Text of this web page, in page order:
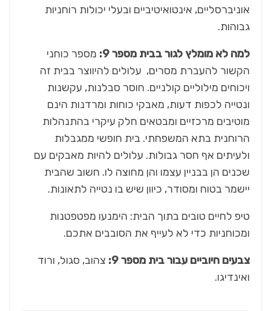
אוניברסליים, אינטואיטיביים ובעלי יכולות רוחניות
גבוהות.
למה לא מומלץ לגור בבית מספר 9:
מספר כוחני
הקשור להעברת מסרים, עלולים להיווצר בבית זה
ויכוחים מילוליים קולניים. חוסר סבלנות, עקשנות
ונטייה לכפות דעות, מאבקי כוחות ומרדנות הינם
מוטיבים מרכזיים ומבטאים חלק עיקרי בהתנהלות
הרוחנית בתא המשפחתי. בית חופשי ממגבלות
ולעיתים אף חסר גבולות. עלולים להיות מאבקים עם
שכנים הן בבניין עצמו והן מחוצה לו. חשוב שהבית
יישמר בטוח ומסודר, כיוון שיש בו נטייה לתאונות.
טיפ לחיים טובים בתוך הבית: הימנעו מפטפטנות
ומכוחניות כדי לא לעייף את הסובבים אתכם.
צבעים חיוביים עבור בית מספר 9:
צהוב, סגול, ורוד
ואינדיגו.